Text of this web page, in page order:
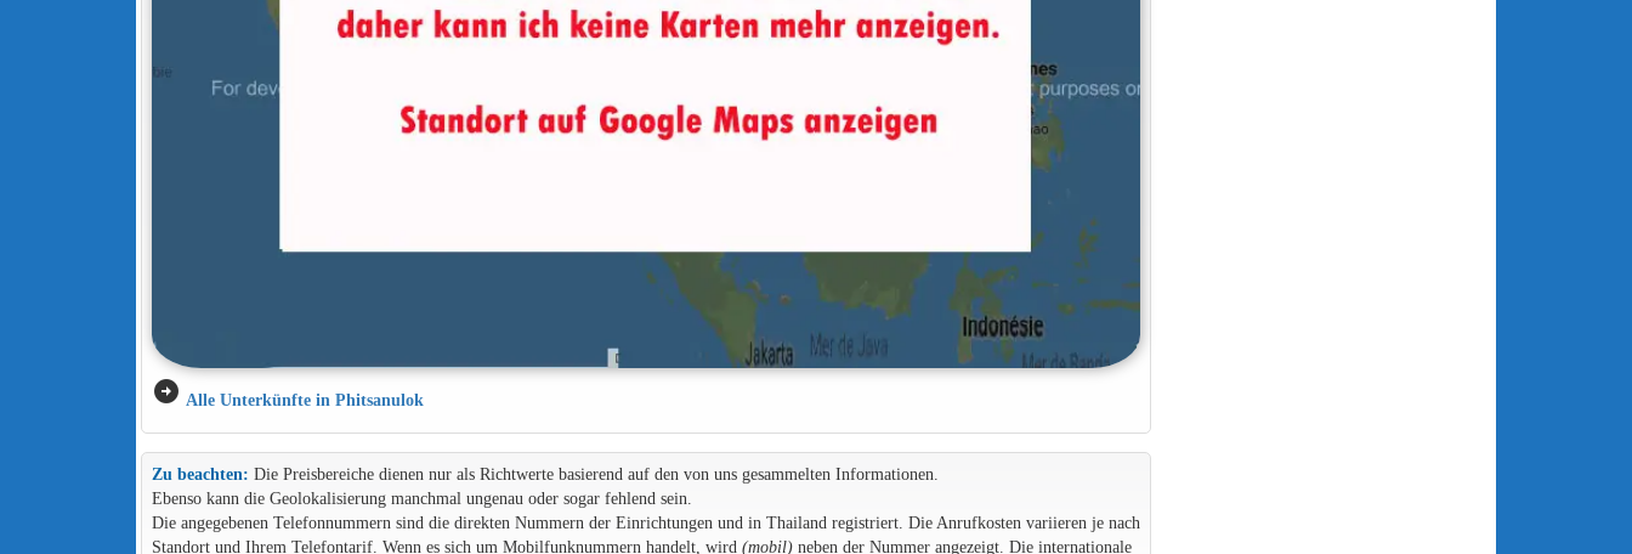
arrow_circle_right Alle Unterkünfte in Phitsanulok
Zu beachten: Die Preisbereiche dienen nur als Richtwerte basierend auf den von uns gesammelten Informationen.
Ebenso kann die Geolokalisierung manchmal ungenau oder sogar fehlend sein.
Die angegebenen Telefonnummern sind die direkten Nummern der Einrichtungen und in Thailand registriert. Die Anrufkosten variieren je nach
Standort und Ihrem Telefontarif. Wenn es sich um Mobilfunknummern handelt, wird (mobil)neben der Nummer angezeigt. Die internationale